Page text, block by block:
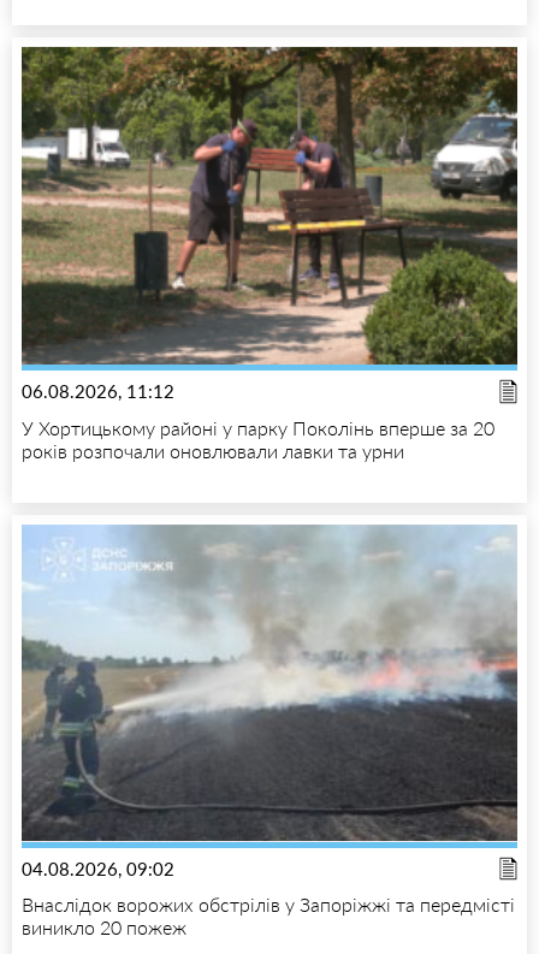
06.08.2026, 11:12
У Хортицькому районі у парку Поколінь вперше за 20
років розпочали оновлювали лавки та урни
04.08.2026, 09:02
Внаслідок ворожих обстрілів у Запоріжжі та передмісті
виникло 20 пожеж